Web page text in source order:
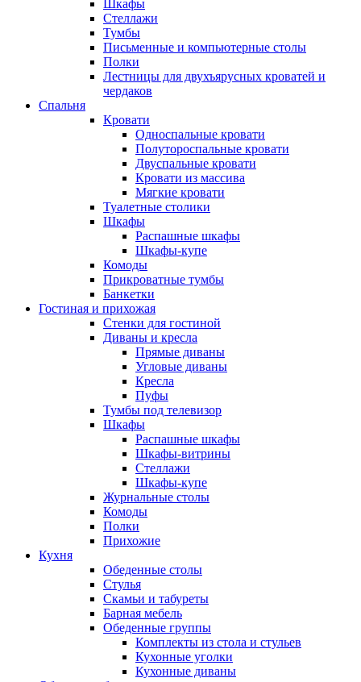
Шкафы
Стеллажи
Тумбы
Письменные и компьютерные столы
Полки
Лестницы для двухъярусных кроватей и
чердаков
Спальня
Кровати
Односпальные кровати
Полутороспальные кровати
Двуспальные кровати
Кровати из массива
Мягкие кровати
Туалетные столики
Шкафы
Распашные шкафы
Шкафы-купе
Комоды
Прикроватные тумбы
Банкетки
Гостиная и прихожая
Стенки для гостиной
Диваны и кресла
Прямые диваны
Угловые диваны
Кресла
Пуфы
Тумбы под телевизор
Шкафы
Распашные шкафы
Шкафы-витрины
Стеллажи
Шкафы-купе
Журнальные столы
Комоды
Полки
Прихожие
Кухня
Обеденные столы
Стулья
Скамьи и табуреты
Барная мебель
Обеденные группы
Комплекты из стола и стульев
Кухонные уголки
Кухонные диваны